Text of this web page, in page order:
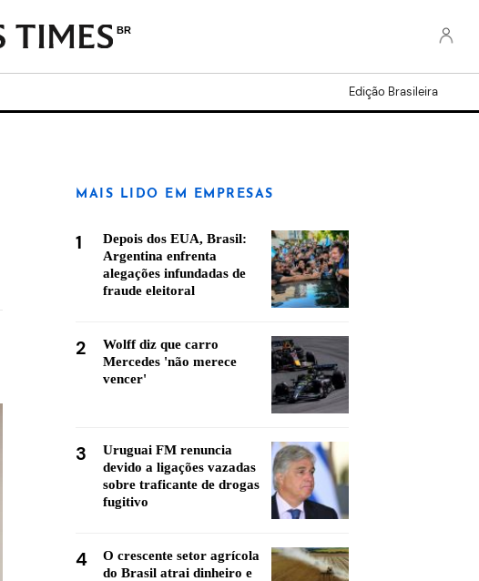
BR
Edição Brasileira
MAIS LIDO EM EMPRESAS
1
Depois dos EUA, Brasil:
Argentina enfrenta
alegações infundadas de
fraude eleitoral
2
Wolff diz que carro
Mercedes 'não merece
vencer'
3
Uruguai FM renuncia
devido a ligações vazadas
sobre traficante de drogas
fugitivo
4
O crescente setor agrícola
do Brasil atrai dinheiro e